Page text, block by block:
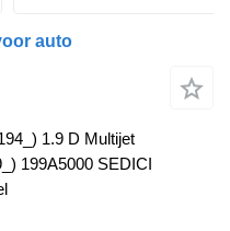
auto
1.9 D Multijet
199A5000 SEDICI